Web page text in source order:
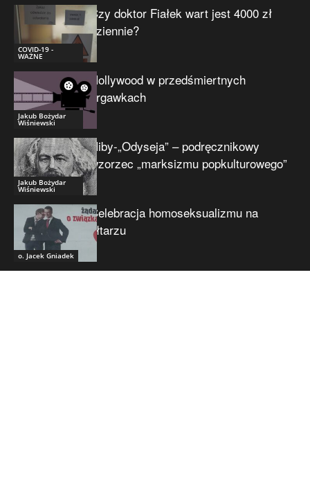
COVID-19 -
WAŻNE
Czy doktor Fiałek wart jest 4000 zł
dziennie?
Jakub Bożydar
Wiśniewski
Hollywood w przedśmiertnych
drgawkach
Jakub Bożydar
Wiśniewski
Niby-„Odyseja” – podręcznikowy
wzorzec „marksizmu popkulturowego”
o. Jacek Gniadek
Celebracja homoseksualizmu na
ołtarzu